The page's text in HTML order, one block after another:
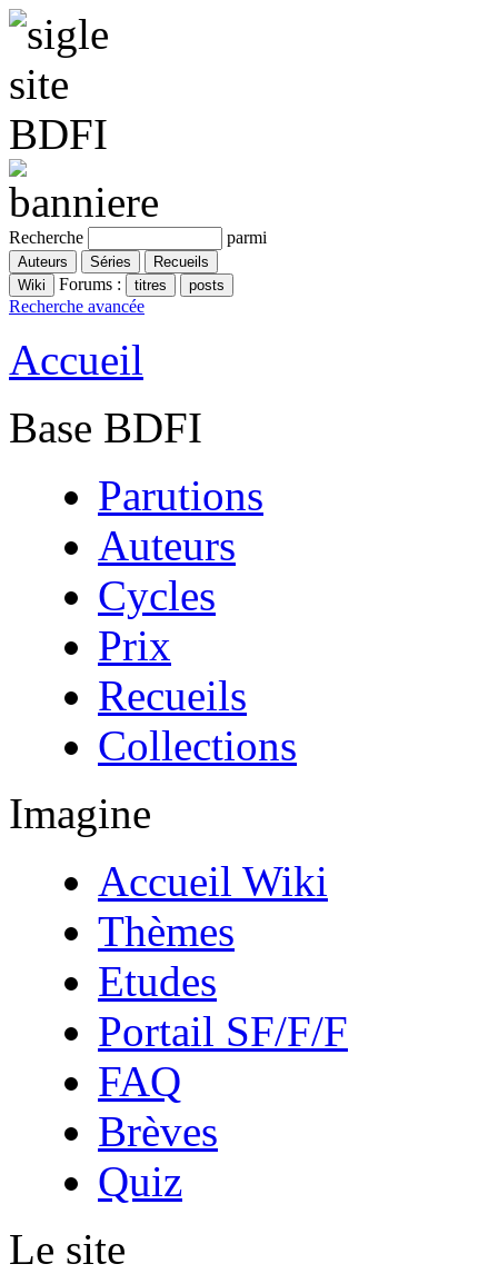
Recherche parmi
Forums :
Recherche avancée
Accueil
Base BDFI
Parutions
Auteurs
Cycles
Prix
Recueils
Collections
Imagine
Accueil Wiki
Thèmes
Etudes
Portail SF/F/F
FAQ
Brèves
Quiz
Le site